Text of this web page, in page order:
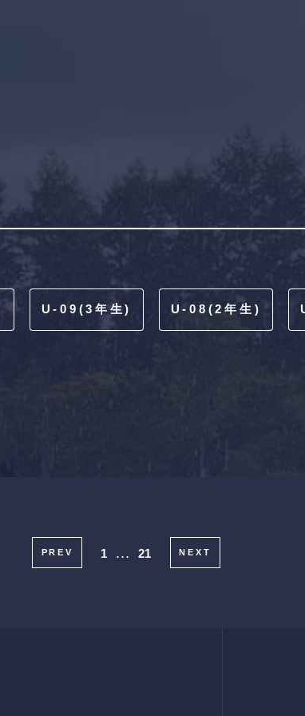
U-09(3年生) U-08(2年生)
PREV 1 … 21 NEXT